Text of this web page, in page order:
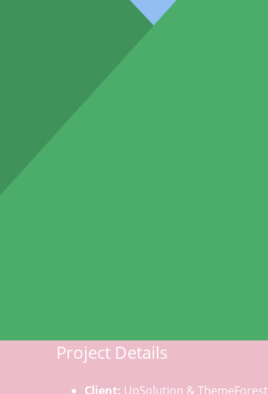
Project Details
Client: UpSolution & ThemeForest